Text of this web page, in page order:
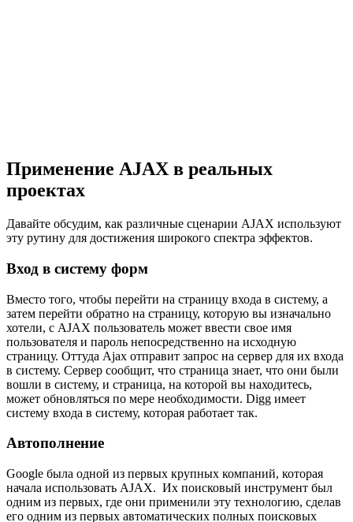
Применение AJAX в реальных
проектах
Давайте обсудим, как различные сценарии AJAX используют
эту рутину для достижения широкого спектра эффектов.
Вход в систему форм
Вместо того, чтобы перейти на страницу входа в систему, а
затем перейти обратно на страницу, которую вы изначально
хотели, с AJAX пользователь может ввести свое имя
пользователя и пароль непосредственно на исходную
страницу. Оттуда Ajax отправит запрос на сервер для их входа
в систему. Сервер сообщит, что страница знает, что они были
вошли в систему, и страница, на которой вы находитесь,
может обновляться по мере необходимости. Digg имеет
систему входа в систему, которая работает так.
Автополнение
Google была одной из первых крупных компаний, которая
начала использовать AJAX. Их поисковый инструмент был
одним из первых, где они применили эту технологию, сделав
его одним из первых автоматических полных поисковых